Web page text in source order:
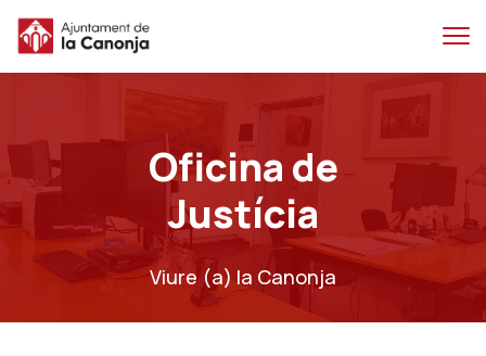
Salta
al
contingut
principal
Salta
la
navegacio
Oficina de
Justícia
Viure (a) la Canonja